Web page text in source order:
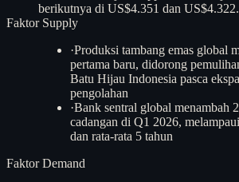
berikutnya di US$4.351 dan US$4.322.
Faktor Supply
·Produksi tambang emas global
pertama baru, didorong
Batu Hijau Indonesia pasca
pengolahan
·Bank sentral global menambah
cadangan di Q1 2026,
dan rata-rata 5 tahun
Faktor Demand